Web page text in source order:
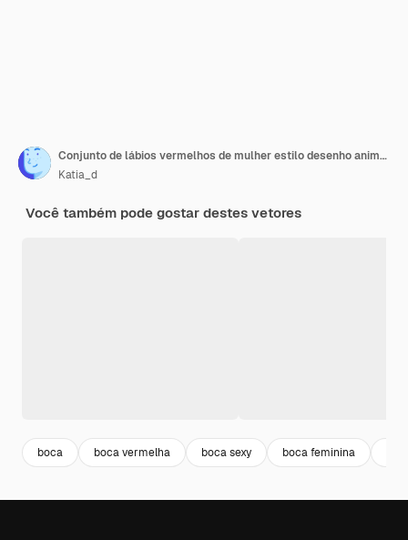
Conjunto de lábios vermelhos de mulher estilo desenho animado ilustração vetorial isolada no fundo branco
Katia_d
Você também pode gostar destes vetores
boca boca vermelha boca sexy boca feminina